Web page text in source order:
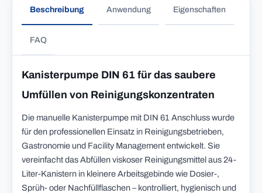
Beschreibung Anwendung Eigenschaften
FAQ
Kanisterpumpe DIN 61 für das saubere
Umfüllen von Reinigungskonzentraten
Die manuelle Kanisterpumpe mit DIN 61 Anschluss wurde
für den professionellen Einsatz in Reinigungsbetrieben,
Gastronomie und Facility Management entwickelt. Sie
vereinfacht das Abfüllen viskoser Reinigungsmittel aus 24-
Liter-Kanistern in kleinere Arbeitsgebinde wie Dosier-,
Sprüh- oder Nachfüllflaschen – kontrolliert, hygienisch und